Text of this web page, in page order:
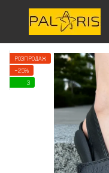
РОЗПРОДАЖ
−25%
3